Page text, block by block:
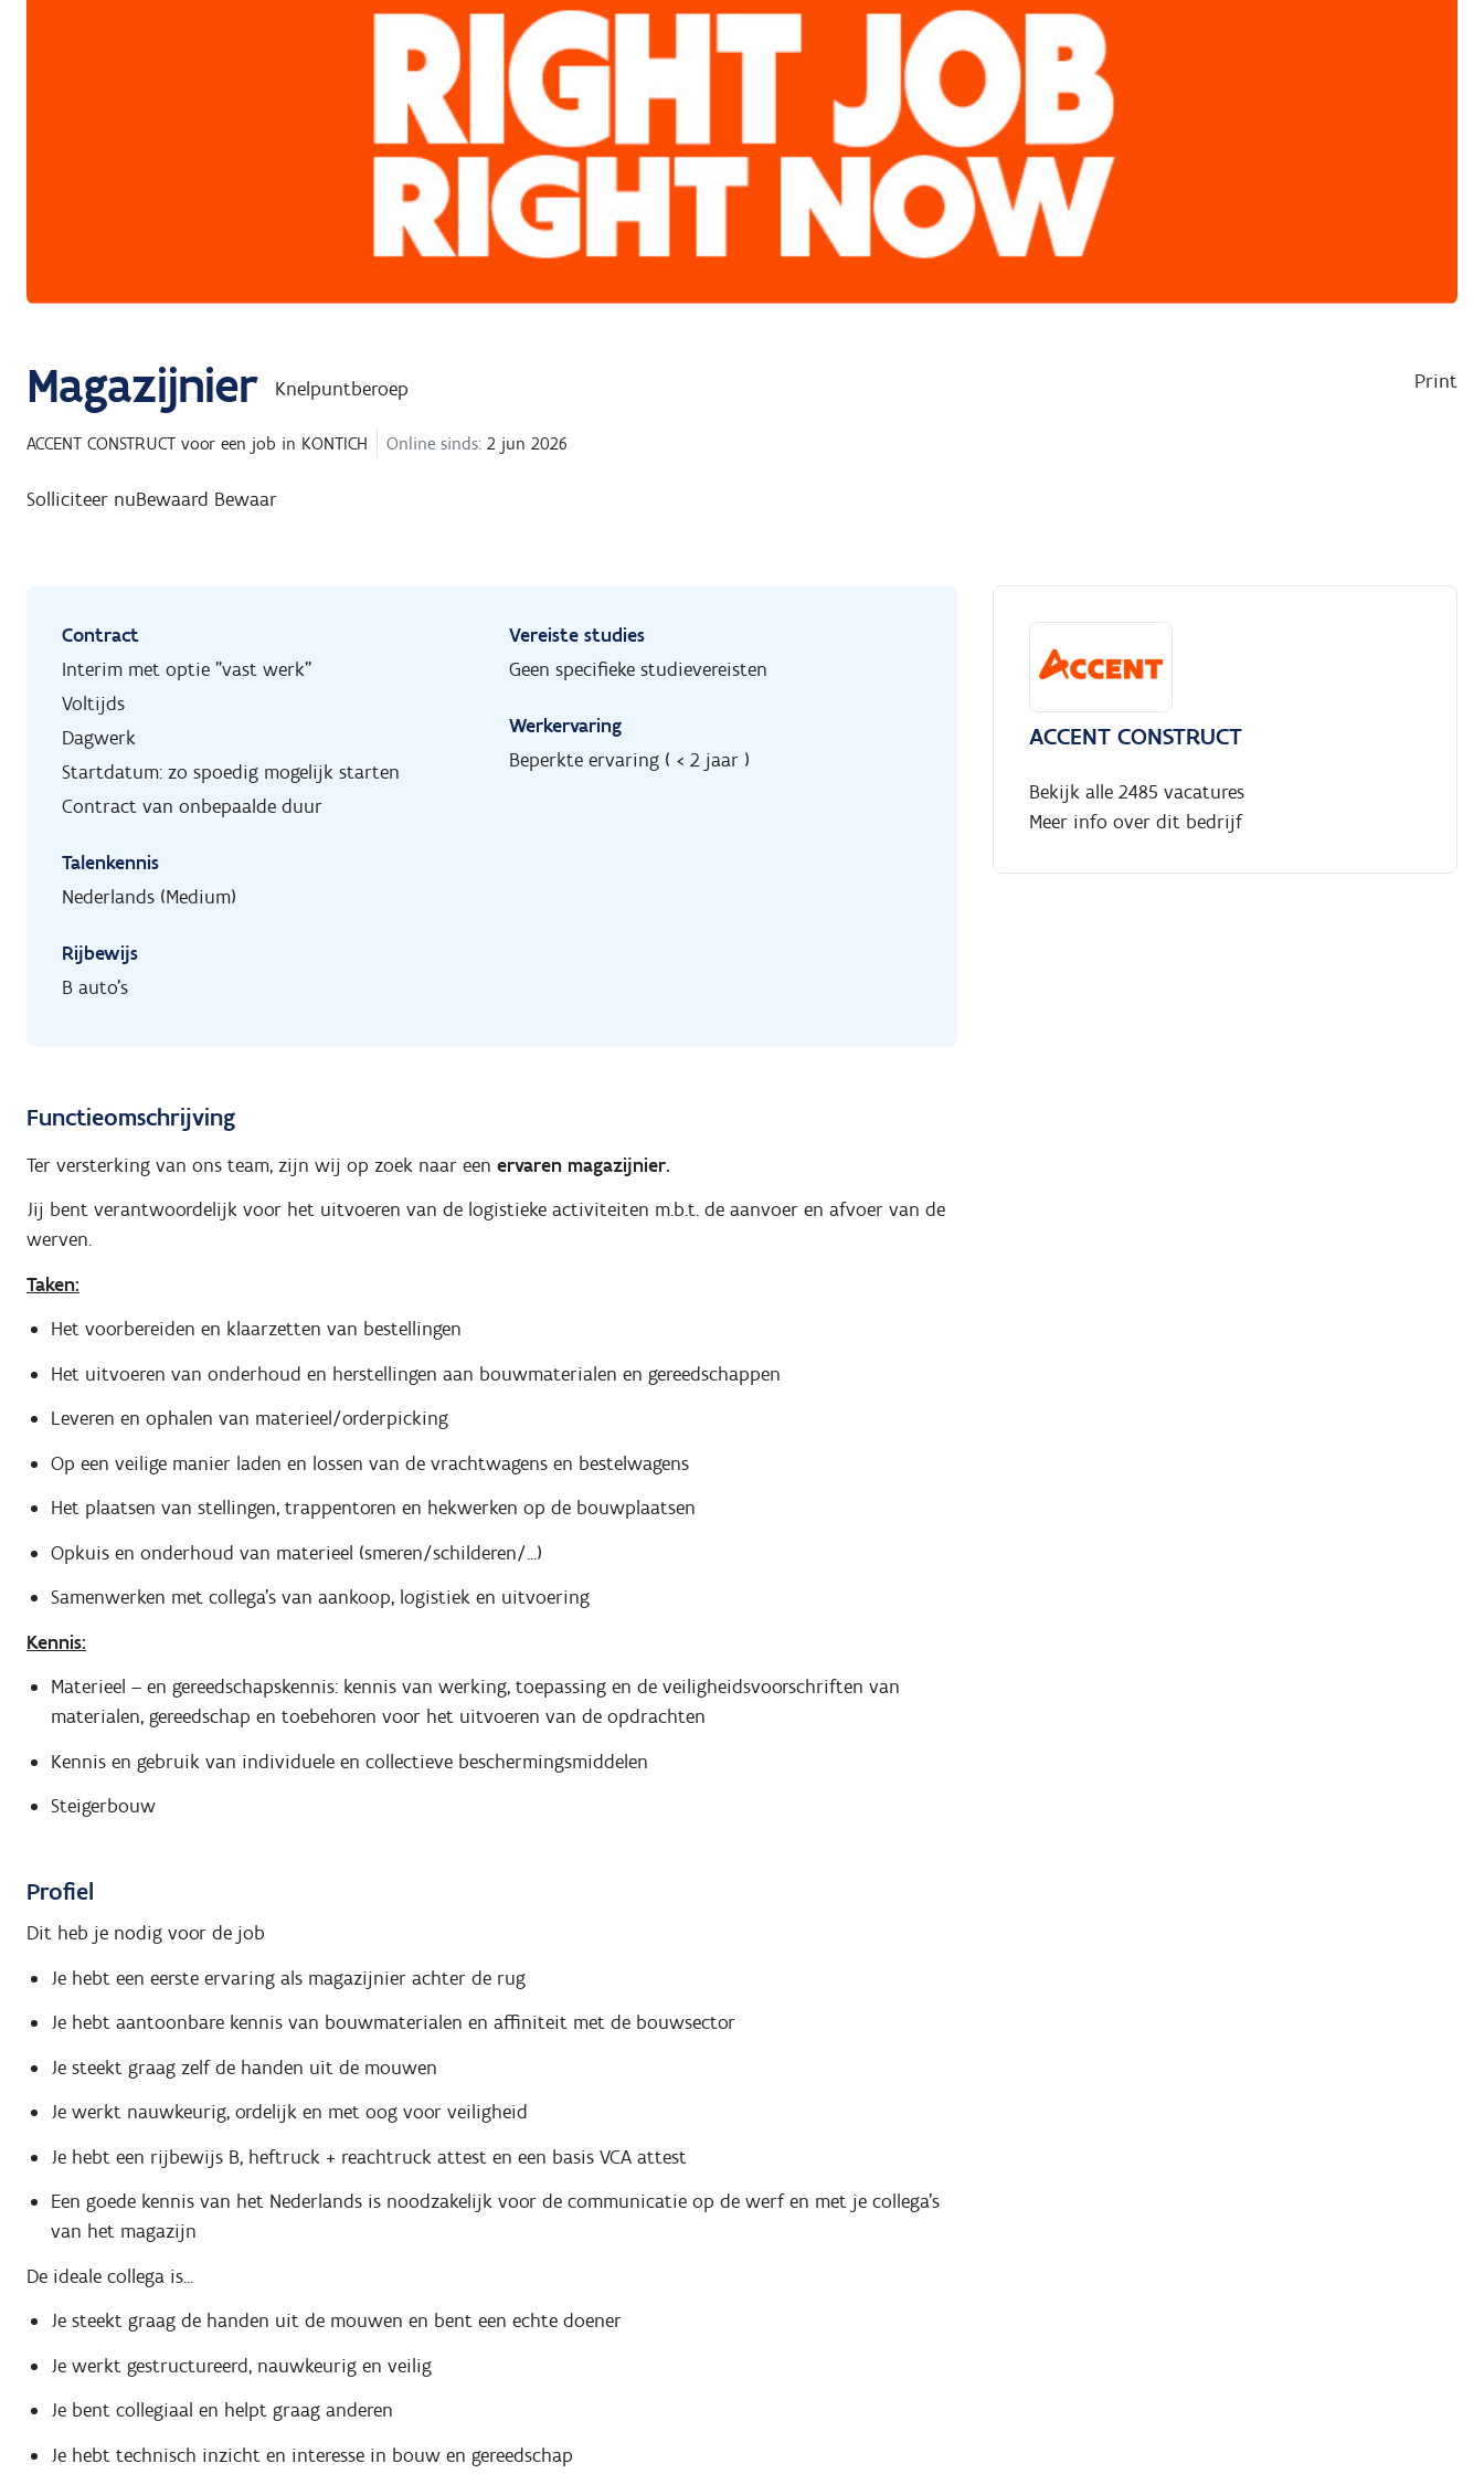
Magazijnier Knelpuntberoep Print
ACCENT CONSTRUCT voor een job in KONTICH Online sinds: 2 jun 2026
Solliciteer nuBewaard Bewaar
Contract
Interim met optie "vast werk"
Voltijds
Dagwerk
Startdatum: zo spoedig mogelijk starten
Contract van onbepaalde duur
Talenkennis
Nederlands (Medium)
Rijbewijs
B auto's
Vereiste studies
Geen specifieke studievereisten
Werkervaring
Beperkte ervaring ( < 2 jaar )
Functieomschrijving
Ter versterking van ons team, zijn wij op zoek naar een ervaren magazijnier.
Jij bent verantwoordelijk voor het uitvoeren van de logistieke activiteiten m.b.t. de aanvoer en afvoer van de
werven.
Taken:
Het voorbereiden en klaarzetten van bestellingen
Het uitvoeren van onderhoud en herstellingen aan bouwmaterialen en gereedschappen
Leveren en ophalen van materieel/orderpicking
Op een veilige manier laden en lossen van de vrachtwagens en bestelwagens
Het plaatsen van stellingen, trappentoren en hekwerken op de bouwplaatsen
Opkuis en onderhoud van materieel (smeren/schilderen/...)
Samenwerken met collega’s van aankoop, logistiek en uitvoering
Kennis:
Materieel – en gereedschapskennis: kennis van werking, toepassing en de veiligheidsvoorschriften van
materialen, gereedschap en toebehoren voor het uitvoeren van de opdrachten
Kennis en gebruik van individuele en collectieve beschermingsmiddelen
Steigerbouw
Profiel
Dit heb je nodig voor de job
Je hebt een eerste ervaring als magazijnier achter de rug
Je hebt aantoonbare kennis van bouwmaterialen en affiniteit met de bouwsector
Je steekt graag zelf de handen uit de mouwen
Je werkt nauwkeurig, ordelijk en met oog voor veiligheid
Je hebt een rijbewijs B, heftruck + reachtruck attest en een basis VCA attest
Een goede kennis van het Nederlands is noodzakelijk voor de communicatie op de werf en met je collega's
van het magazijn
De ideale collega is...
Je steekt graag de handen uit de mouwen en bent een echte doener
Je werkt gestructureerd, nauwkeurig en veilig
Je bent collegiaal en helpt graag anderen
Je hebt technisch inzicht en interesse in bouw en gereedschap
ACCENT CONSTRUCT
Bekijk alle 2485 vacatures
Meer info over dit bedrijf